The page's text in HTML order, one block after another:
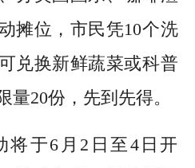
摊位，市民凭10个洗
兑换新鲜蔬菜或科普
量20份，先到先得。
将于6月2日至4日开